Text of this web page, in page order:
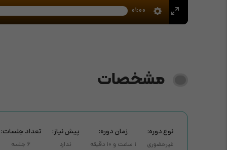
01:00
مشخصات
نوع دوره:
غیرحضوری
زمان دوره:
1 ساعت و 10 دقیقه
پیش نیاز:
ندارد
تعداد جلسات:
6 جلسه